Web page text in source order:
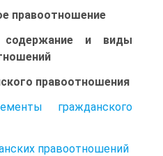
правоотношение
и виды
правоотношения
гражданского
правоотношений